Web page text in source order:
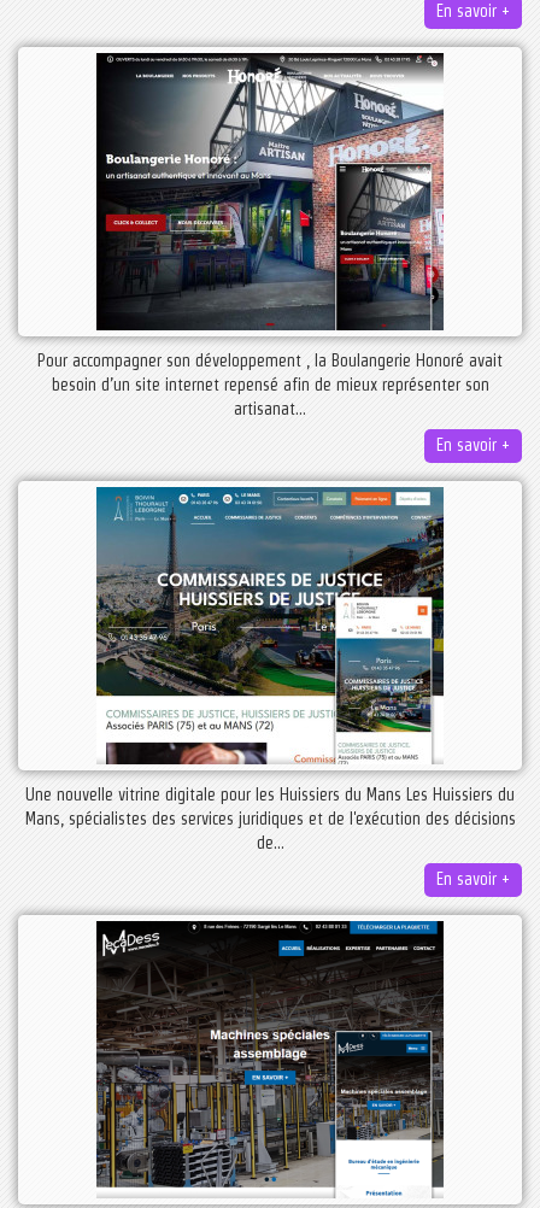
En savoir +
Pour accompagner son développement , la Boulangerie Honoré avait
besoin d’un site internet repensé afin de mieux représenter son
artisanat...
En savoir +
Une nouvelle vitrine digitale pour les Huissiers du Mans Les Huissiers du
Mans, spécialistes des services juridiques et de l'exécution des décisions
de...
En savoir +